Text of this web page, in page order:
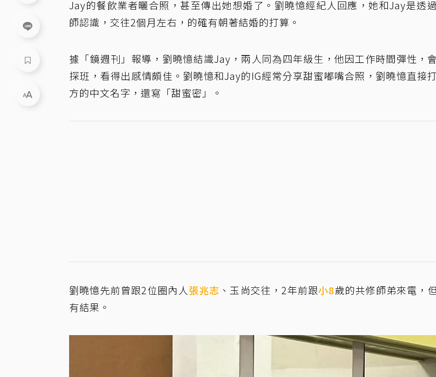
Jay的餐飲業者曬合照，甚至傳出她想婚了。劉曉憶經紀人回應，她和Jay是透
師認識，交往2個月左右，的確有朝著結婚的打算。
據「鏡週刊」報導，劉曉憶結識Jay，兩人同為四年級生，他因工作時間彈性，
探班，看得出感情頗佳。劉曉憶和Jay的IG經常分享甜蜜嘟嘴合照，劉曉憶直接
方的中文名字，還寫「甜蜜密」。
劉曉憶先前曾跟2位圈內人張兆志 、玉尚交往，2年前跟小8歲的共修師弟來電，
有結果。